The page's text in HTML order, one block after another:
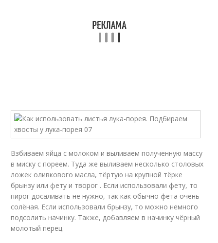
Взбиваем яйца с молоком и выливаем полученную массу
в миску с пореем. Туда же выливаем несколько столовых
ложек оливкового масла, тёртую на крупной тёрке
брынзу или фету и творог . Если использовали фету, то
пирог досаливать не нужно, так как обычно фета очень
солёная. Если использовали брынзу, то можно немного
подсолить начинку. Также, добавляем в начинку чёрный
молотый перец.